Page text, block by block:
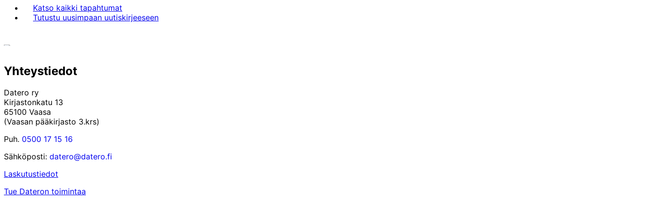
Katso kaikki tapahtumat
Tutustu uusimpaan uutiskirjeeseen
Yhteystiedot
Datero ry
Kirjastonkatu 13
65100 Vaasa
(Vaasan pääkirjasto 3.krs)
Puh. 0500 17 15 16
Sähköposti: datero@datero.fi
Laskutustiedot
Tue Dateron toimintaa